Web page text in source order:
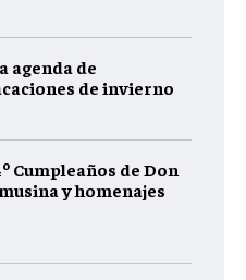
agenda de
de invierno
Cumpleaños de Don
y homenajes